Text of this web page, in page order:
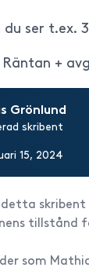
ser t.ex.
+
Grönlund
skribent
15, 2024
skribent
tillstånd
som